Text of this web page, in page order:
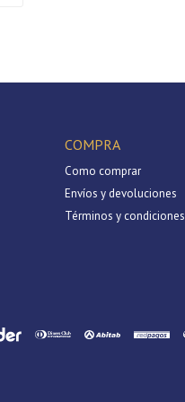
COMPRA
Como comprar
Envíos y devoluciones
Términos y condiciones